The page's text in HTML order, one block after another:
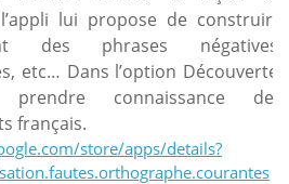
lui propose de construire
des phrases négatives,
etc… Dans l’option Découverte,
connaissance des
français.
store/apps/details?